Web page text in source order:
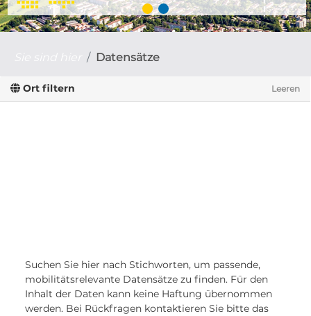
Datensätze
Ort filtern Leeren
Suchen Sie hier nach Stichworten, um passende,
mobilitätsrelevante Datensätze zu finden. Für den
Inhalt der Daten kann keine Haftung übernommen
werden. Bei Rückfragen kontaktieren Sie bitte das